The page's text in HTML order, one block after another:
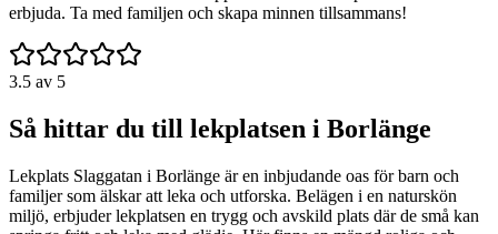
erbjuda. Ta med familjen och skapa minnen tillsammans!
3.5 av 5
Så hittar du till lekplatsen i Borlänge
Lekplats Slaggatan i Borlänge är en inbjudande oas för barn och
familjer som älskar att leka och utforska. Belägen i en naturskön
miljö, erbjuder lekplatsen en trygg och avskild plats där de små kan